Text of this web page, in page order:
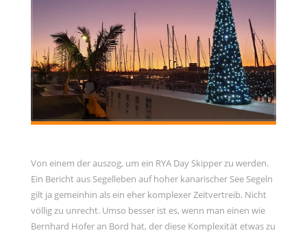
Von einem der auszog, um ein RYA Day Skipper zu werden.
Ein Bericht aus Segelleben auf hoher kanarischer See Segeln
gilt ja gemeinhin als ein eher komplexer Zeitvertreib. Nicht
völlig zu unrecht. Umso besser ist es, wenn man einen wie
Bernhard Hofer an Bord hat, der diese Komplexität etwas zu